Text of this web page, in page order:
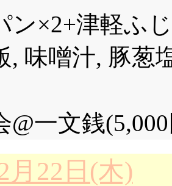
ン×2+津軽ふ
, 味噌汁, 豚葱
@一文銭
月22日(木)